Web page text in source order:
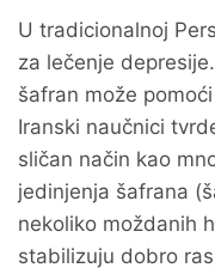
U tradicionalnoj
za lečenje
šafran može
Iranski naučnici
sličan način kao
jedinjenja šafrana
nekoliko moždanih
stabilizuju dobro